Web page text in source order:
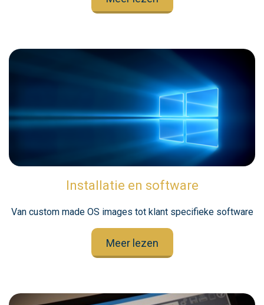
Installatie en software
Van custom made OS images tot klant specifieke software
Meer lezen